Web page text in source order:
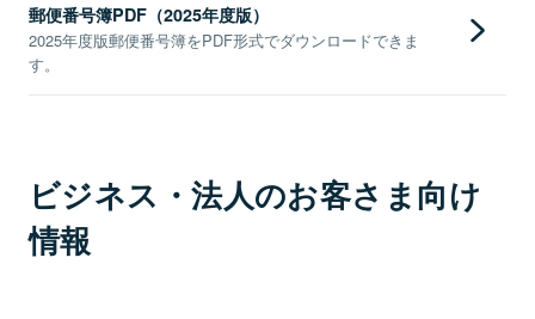
郵便番号簿PDF（2025年度版）
2025年度版郵便番号簿をPDF形式でダウンロードできま
す。
ビジネス・法人のお客さま向け
情報